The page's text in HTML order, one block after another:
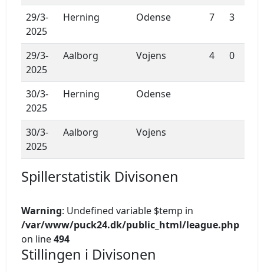
29/3-
2025
Herning Odense 7 3
29/3-
2025
Aalborg Vojens 4 0
30/3-
2025
Herning Odense
30/3-
2025
Aalborg Vojens
Spillerstatistik Divisonen
Warning: Undefined variable $temp in
/var/www/puck24.dk/public_html/league.php
on line494
Stillingen i Divisonen